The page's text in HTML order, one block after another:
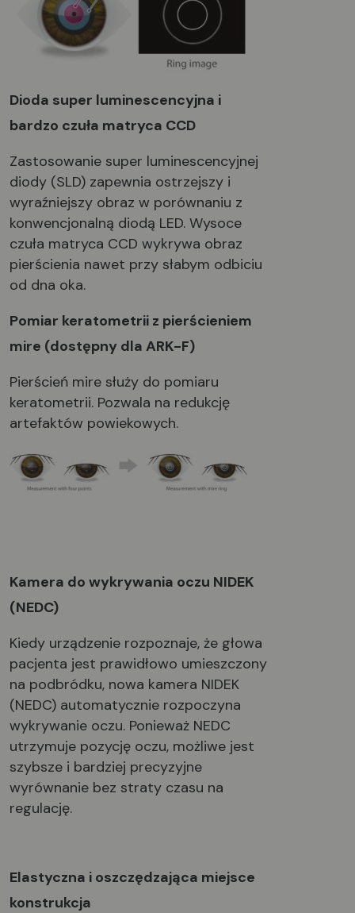
Dioda super luminescencyjna i
bardzo czuła matryca CCD
Zastosowanie super luminescencyjnej
diody (SLD) zapewnia ostrzejszy i
wyraźniejszy obraz w porównaniu z
konwencjonalną diodą LED. Wysoce
czuła matryca CCD wykrywa obraz
pierścienia nawet przy słabym odbiciu
od dna oka.
Pomiar keratometrii z pierścieniem
mire (dostępny dla ARK-F)
Pierścień mire służy do pomiaru
keratometrii. Pozwala na redukcję
artefaktów powiekowych.
Kamera do wykrywania oczu NIDEK
(NEDC)
Kiedy urządzenie rozpoznaje, że głowa
pacjenta jest prawidłowo umieszczony
na podbródku, nowa kamera NIDEK
(NEDC) automatycznie rozpoczyna
wykrywanie oczu. Ponieważ NEDC
utrzymuje pozycję oczu, możliwe jest
szybsze i bardziej precyzyjne
wyrównanie bez straty czasu na
regulację.
Elastyczna i oszczędzająca miejsce
konstrukcja